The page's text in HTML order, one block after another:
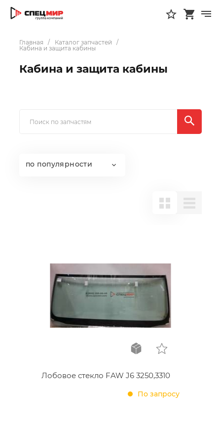
Главная
Каталог запчастей
Кабина и защита кабины
Кабина и защита кабины
по популярности
Лобовое стекло FAW J6 3250,3310
По запросу